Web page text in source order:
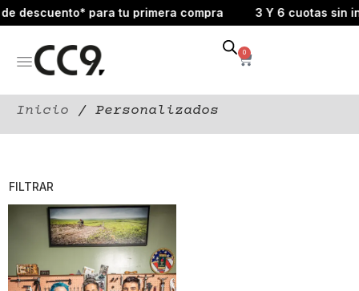
descuento* para tu primera compra 3 Y 6 cuotas sin
0
Inicio / Personalizados
FILTRAR